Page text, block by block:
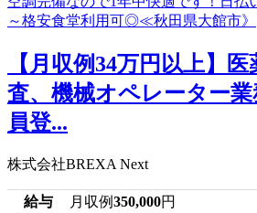
【月収例34万円以上】
査、機械オペレーター
員登...
株式会社BREXA Next
給与 月収例350,000円